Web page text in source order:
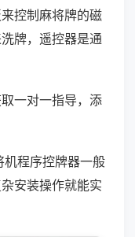
控制麻将牌的磁
牌，遥控器是通
一对一指导，添
机程序控牌器一般
安装操作就能实